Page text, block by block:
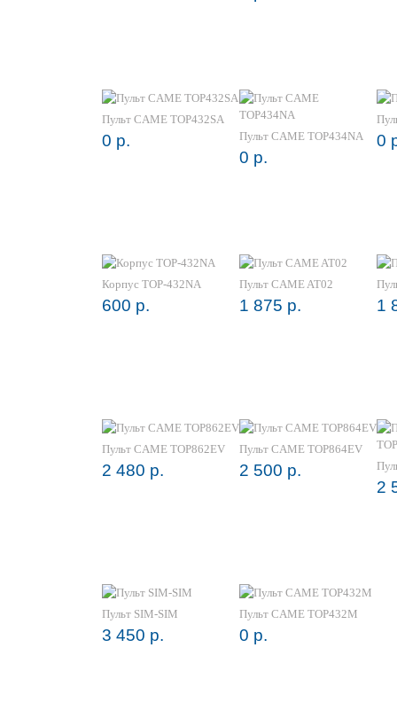
Пульт CAME TOP432SA
0 р. Пульт CAME TOP434NA
0 р.
0
Корпус TOP-432NA
600 р.
Пульт CAME AT02
1 875 р. 1
Пульт CAME TOP862EV
2 480 р.
Пульт CAME TOP864EV
2 500 р.
2
Пульт SIM-SIM
3 450 р.
Пульт CAME TOP432М
0 р.